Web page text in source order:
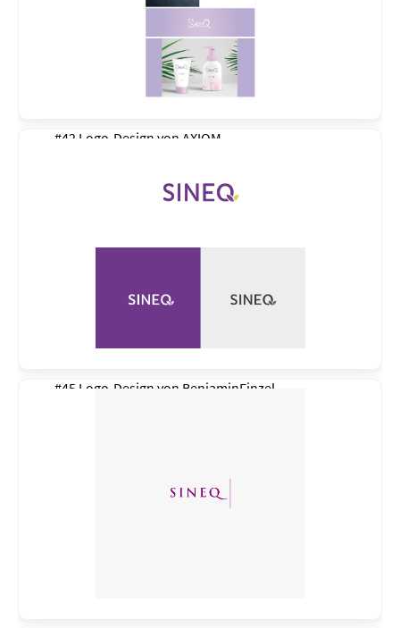
#42 Logo-Design von AXIOM
#45 Logo-Design von BenjaminFinzel